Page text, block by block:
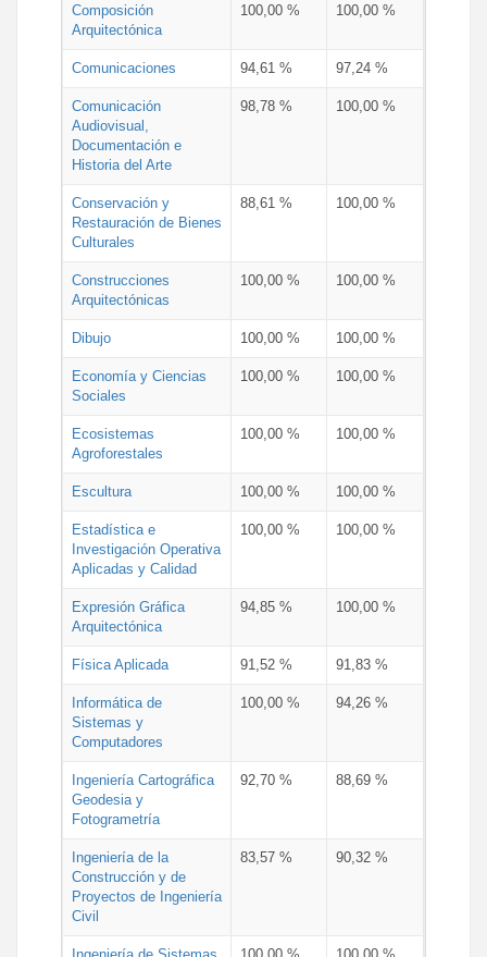
Composición
Arquitectónica
100,00 % 100,00 %
Comunicaciones 94,61 % 97,24 %
Comunicación
Audiovisual,
Documentación e
Historia del Arte
98,78 % 100,00 %
Conservación y
Restauración de Bienes
Culturales
88,61 % 100,00 %
Construcciones
Arquitectónicas
100,00 % 100,00 %
Dibujo 100,00 % 100,00 %
Economía y Ciencias
Sociales
100,00 % 100,00 %
Ecosistemas
Agroforestales
100,00 % 100,00 %
Escultura 100,00 % 100,00 %
Estadística e
Investigación Operativa
Aplicadas y Calidad
100,00 % 100,00 %
Expresión Gráfica
Arquitectónica
94,85 % 100,00 %
Física Aplicada 91,52 % 91,83 %
Informática de
Sistemas y
Computadores
100,00 % 94,26 %
Ingeniería Cartográfica
Geodesia y
Fotogrametría
92,70 % 88,69 %
Ingeniería de la
Construcción y de
Proyectos de Ingeniería
Civil
83,57 % 90,32 %
Ingeniería de Sistemas
100,00 % 100,00 %